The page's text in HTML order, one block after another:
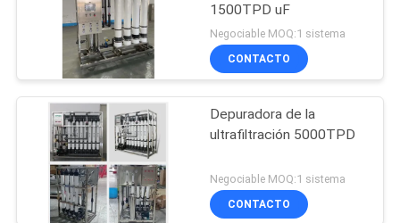
1500TPD uF
Negociable MOQ:1 sistema
CONTACTO
Depuradora de la
ultrafiltración 5000TPD
Negociable MOQ:1 sistema
CONTACTO